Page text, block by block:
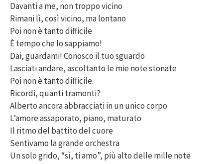
Davanti a me, non troppo vicino
Rimani lì, così vicino, ma lontano
Poi non è tanto difficile
È tempo che lo sappiamo!
Dai, guardami! Conosco il tuo sguardo
Lasciati andare, ascoltanto le mie note stonate
Poi non è tanto difficile.
Ricordi, quanti tramonti?
Alberto ancora abbracciati in un unico corpo
L’amore assaporato, piano, maturato
Il ritmo del battito del cuore
Sentivamo la grande orchestra
Un solo grido, “sì, ti amo”, più alto delle mille note